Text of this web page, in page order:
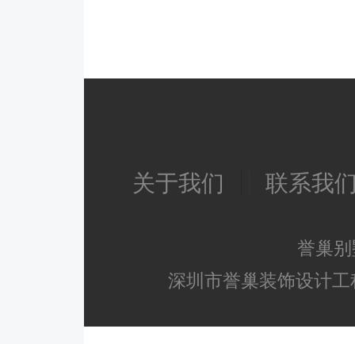
关于我们 联系我
誉巢
深圳市誉巢装饰设计